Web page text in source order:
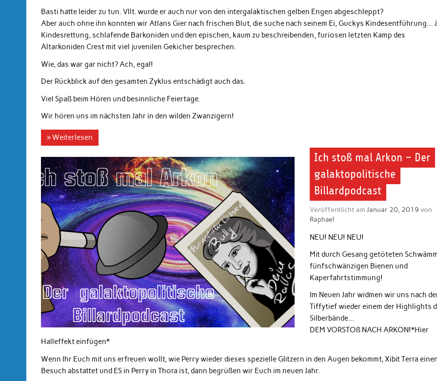
Basti hatte leider zu tun. Vllt. wurde er auch nur von den intergalaktischen gelben Engen abgeschleppt?
Aber auch ohne ihn konnten wir Atlans Gier nach frischen Blut, die suche nach seinem Ei, Guckys Kindesentführung…
Kindesrettung, schlafende Barkoniden und den epischen, kaum zu beschreibenden, furiosen letzten Kamp des
Altarkoniden Crest mit viel juvenilen Gekicher besprechen.
Wie, das war gar nicht? Ach, egal!
Der Rückblick auf den gesamten Zyklus entschädigt auch das.
Viel Spaß beim Hören und besinnliche Feiertage.
Wir hören uns im nächsten Jahr in den wilden Zwanzigern!
» Weiterlesen
Ich stoß mal Arkon – Der
galaktopolitische
Billardpodcast
Veröffentlicht am Januar 20, 2019 von
Raphael
NEU! NEU! NEU!
Mit durch Gesang getöteten
fünfschwänzigen Bienen und
Kaperfahrtstimmung!
Im Neuen Jahr widmen wir uns nach
Tiffytief wieder einem der Highlights
Silberbände…
DEM VORSTOß NACH ARKON!*Hier
Halleffekt einfügen*
Wenn Ihr Euch mit uns erfreuen wollt, wie Perry wieder dieses spezielle Glitzern in den Augen bekommt, Xibit Terra
Besuch abstattet und ES in Perry in Thora ist, dann begrüßen wir Euch im neuen Jahr.